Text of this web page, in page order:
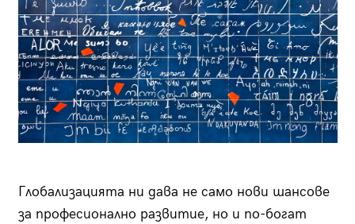
Глобализацията ни дава не само нови шансове
за професионално развитие, но и по-богат